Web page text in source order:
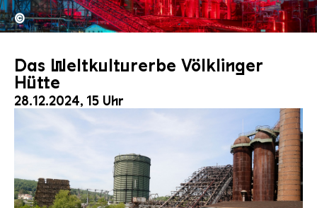
Copyright:
©
Das Weltkulturerbe Völklinger
Hütte
28.12.2024, 15 Uhr